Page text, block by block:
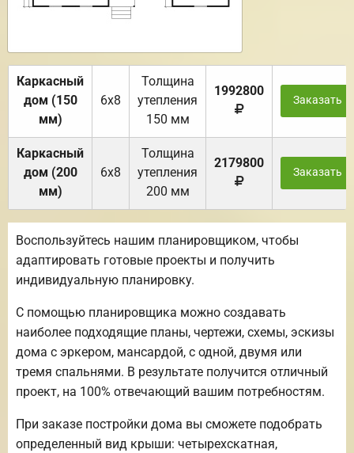
Каркасный
дом (150
мм)
6х8
Толщина
утепления
150 мм
1992800
Заказать
Каркасный
дом (200
мм)
6х8
Толщина
утепления
200 мм
2179800
Заказать
Воспользуйтесь нашим планировщиком, чтобы
адаптировать готовые проекты и получить
индивидуальную планировку.
С помощью планировщика можно создавать
наиболее подходящие планы, чертежи, схемы, эскизы
дома с эркером, мансардой, с одной, двумя или
тремя спальнями. В результате получится отличный
проект, на 100% отвечающий вашим потребностям.
При заказе постройки дома вы сможете подобрать
определенный вид крыши: четырехскатная,